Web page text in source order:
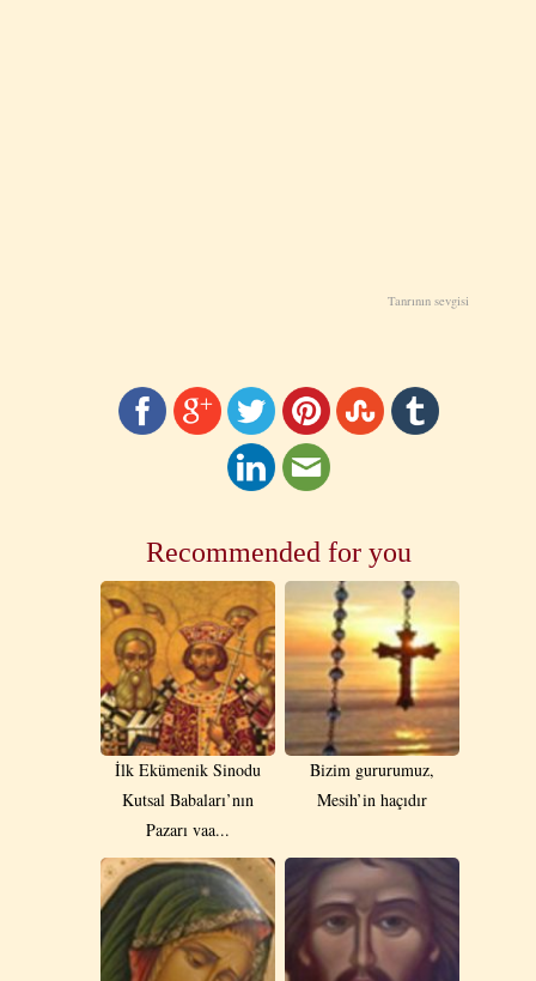
Tanrının sevgisi
Recommended for you
İlk Ekümenik Sinodu
Kutsal Babaları’nın
Pazarı vaa...
Bizim gururumuz,
Mesih’in haçıdır